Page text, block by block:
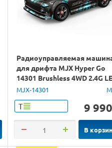
Радиоуправляемая
для дрифта MJX Hyper Go
14301 Brushless 4WD 2.4G
1/14 RTR
MJX-14301
Т 9 990
В